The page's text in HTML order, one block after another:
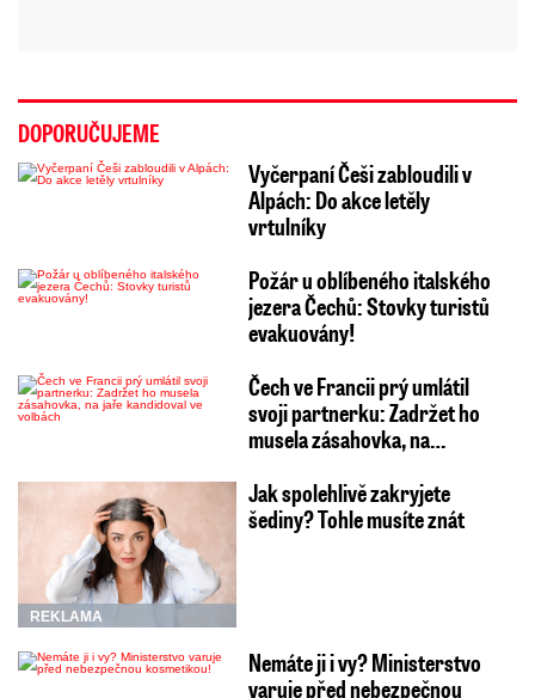
DOPORUČUJEME
Vyčerpaní Češi zabloudili v
Alpách: Do akce letěly
vrtulníky
Požár u oblíbeného italského
jezera Čechů: Stovky turistů
evakuovány!
Čech ve Francii prý umlátil
svoji partnerku: Zadržet ho
musela zásahovka, na…
REKLAMA
Jak spolehlivě zakryjete
šediny? Tohle musíte znát
Nemáte ji i vy? Ministerstvo
varuje před nebezpečnou